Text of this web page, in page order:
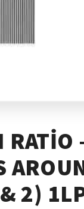
RATIO
2)